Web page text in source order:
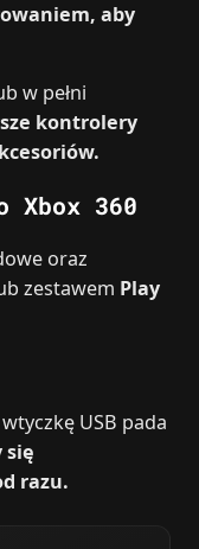
aby
w pełni
kontrolery
Xbox 360
oraz
zestawem Play
USB pada
się
razu.